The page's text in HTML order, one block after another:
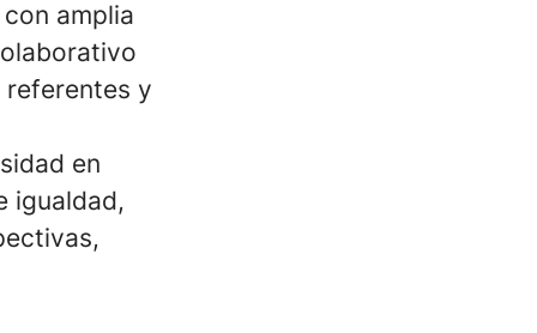
amplia
y
en
igualdad,